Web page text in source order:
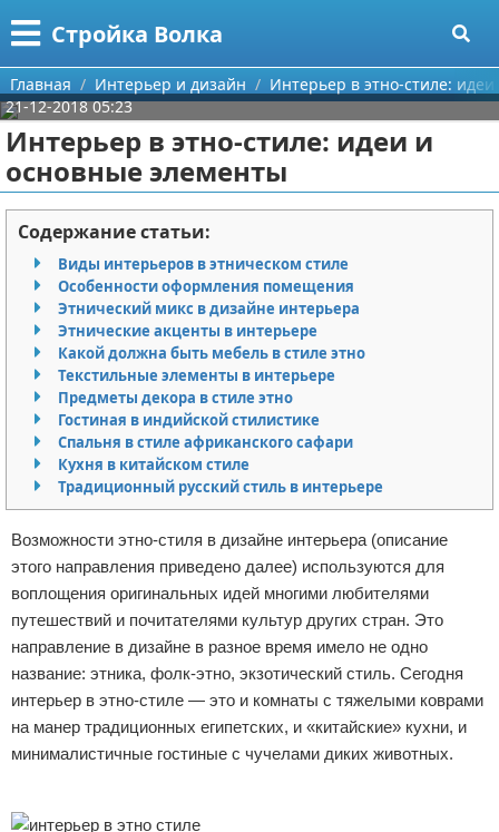
Стройка Волка
Меню
Главная
Категории
Строительство
Мебель
Интерьер и дизайн
Дизайн дачи
Дизайн квартиры
Кухня
Посуда
Ремонт
Ремонт дачи
Ремонт квартиры
Инструменты
Ванная
Коммунальные услуги
Сантехника
Безопасность
Стройматериалы
Поиск
О проекте
Контакты
Сотрудничество
Размещение рекламы
Для правообладателей
Условия предоставления информации
Отказ от ответственности
Главная Интерьер и дизайн
Интерьер в этно-стиле:
21-12-2018 05:23
Интерьер в этно-стиле: идеи и
основные элементы
Содержание статьи:
Виды интерьеров в этническом стиле
Особенности оформления помещения
Этнический микс в дизайне интерьера
Этнические акценты в интерьере
Какой должна быть мебель в стиле этно
Текстильные элементы в интерьере
Предметы декора в стиле этно
Гостиная в индийской стилистике
Спальня в стиле африканского сафари
Кухня в китайском стиле
Традиционный русский стиль в интерьере
Возможности этно-стиля в дизайне интерьера (описание
этого направления приведено далее) используются для
воплощения оригинальных идей многими любителями
путешествий и почитателями культур других стран. Это
направление в дизайне в разное время имело не одно
название: этника, фолк-этно, экзотический стиль. Сегодня
интерьер в этно-стиле — это и комнаты с тяжелыми коврами
на манер традиционных египетских, и «китайские» кухни, и
минималистичные гостиные с чучелами диких животных.